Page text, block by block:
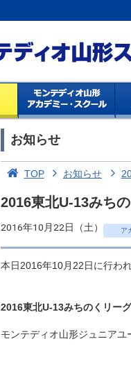
お知らせ
TOP お知らせ
2016東北U-13みち
2016年10月22日（土） ア
本日2016年10月22日に行わ
2016東北U-13みちのくリーグ
モンテディオ山形ジュニア